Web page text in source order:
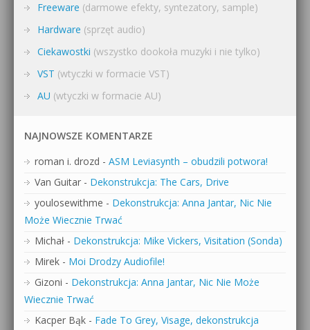
Freeware (darmowe efekty, syntezatory, sample)
Hardware (sprzęt audio)
Ciekawostki (wszystko dookoła muzyki i nie tylko)
VST (wtyczki w formacie VST)
AU (wtyczki w formacie AU)
NAJNOWSZE KOMENTARZE
roman i. drozd - ASM Leviasynth – obudzili potwora!
Van Guitar - Dekonstrukcja: The Cars, Drive
youlosewithme - Dekonstrukcja: Anna Jantar, Nic Nie
Może Wiecznie Trwać
Michał - Dekonstrukcja: Mike Vickers, Visitation (Sonda)
Mirek - Moi Drodzy Audiofile!
Gizoni - Dekonstrukcja: Anna Jantar, Nic Nie Może
Wiecznie Trwać
Kacper Bąk - Fade To Grey, Visage, dekonstrukcja